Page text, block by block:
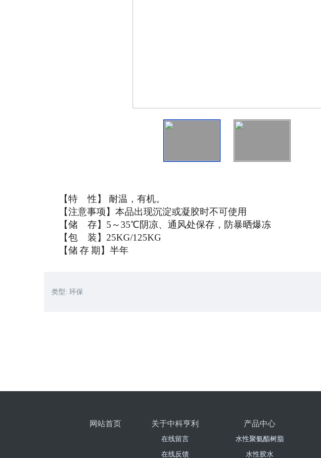
【特 性】 耐温，有机。
【注意事项】本品出现沉淀或凝胶时不可使用
【储
存】 5 ～35℃阴凉、通风处保存，防暴晒爆冻
【包
装】 25KG/125KG
【储 存期】半年
类型: 环保
网站首页 关于中科亨利
在线留言
在线反馈
产品中心
水性聚氨酯树脂
水性胶水